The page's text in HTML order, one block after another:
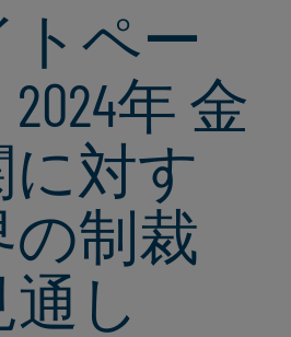
トペー
年 金
対す
の制裁
し